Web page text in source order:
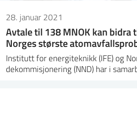
28. januar 2021
Avtale til 138 MNOK kan bidra
Norges største
Institutt for energiteknikk (IFE) og
dekommisjonering (NND) har i